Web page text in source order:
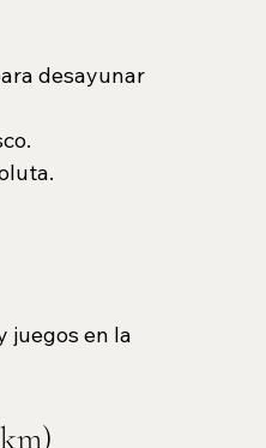
desayunar
juegos en la